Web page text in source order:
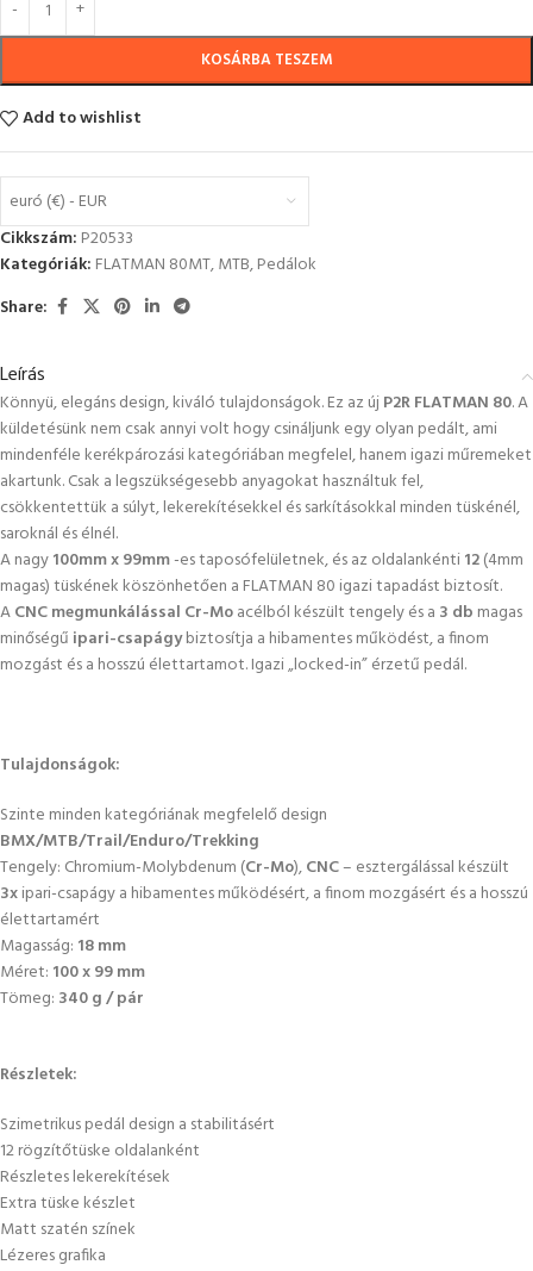
KOSÁRBA TESZEM
Add to wishlist
euró (€) - EUR
Cikkszám: P20533
Kategóriák: FLATMAN 80MT,MTB,Pedálok
Share:
Leírás
Könnyü, elegáns design, kiváló tulajdonságok. Ez az újP2R FLATMAN 80. A
küldetésünk nem csak annyi volt hogy csináljunk egy olyan pedált, ami
mindenféle kerékpározási kategóriában megfelel, hanem igazi műremeket
akartunk. Csak a legszükségesebb anyagokat használtuk fel,
csökkentettük a súlyt, lekerekítésekkel és sarkításokkal minden tüskénél,
saroknál és élnél.
A nagy100mm x 99mm-es taposófelületnek, és az oldalankénti12(4mm
magas) tüskének köszönhetően a FLATMAN 80 igazi tapadást biztosít.
ACNC megmunkálással Cr-Moacélból készült tengely és a 3 db magas
minőségű ipari-csapágybiztosítja a hibamentes működést, a finom
mozgást és a hosszú élettartamot. Igazi „locked-in” érzetű pedál.
Tulajdonságok:
Szinte minden kategóriának megfelelő design
BMX/MTB/Trail/Enduro/Trekking
Tengely: Chromium-Molybdenum (Cr-Mo),CNC– esztergálással készült
3xipari-csapágy a hibamentes működésért, a finom mozgásért és a hosszú
élettartamért
Magasság: 18 mm
Méret: 100 x 99 mm
Tömeg: 340 g / pár
Részletek:
Szimetrikus pedál design a stabilitásért
12 rögzítőtüske oldalanként
Részletes lekerekítések
Extra tüske készlet
Matt szatén színek
Lézeres grafika